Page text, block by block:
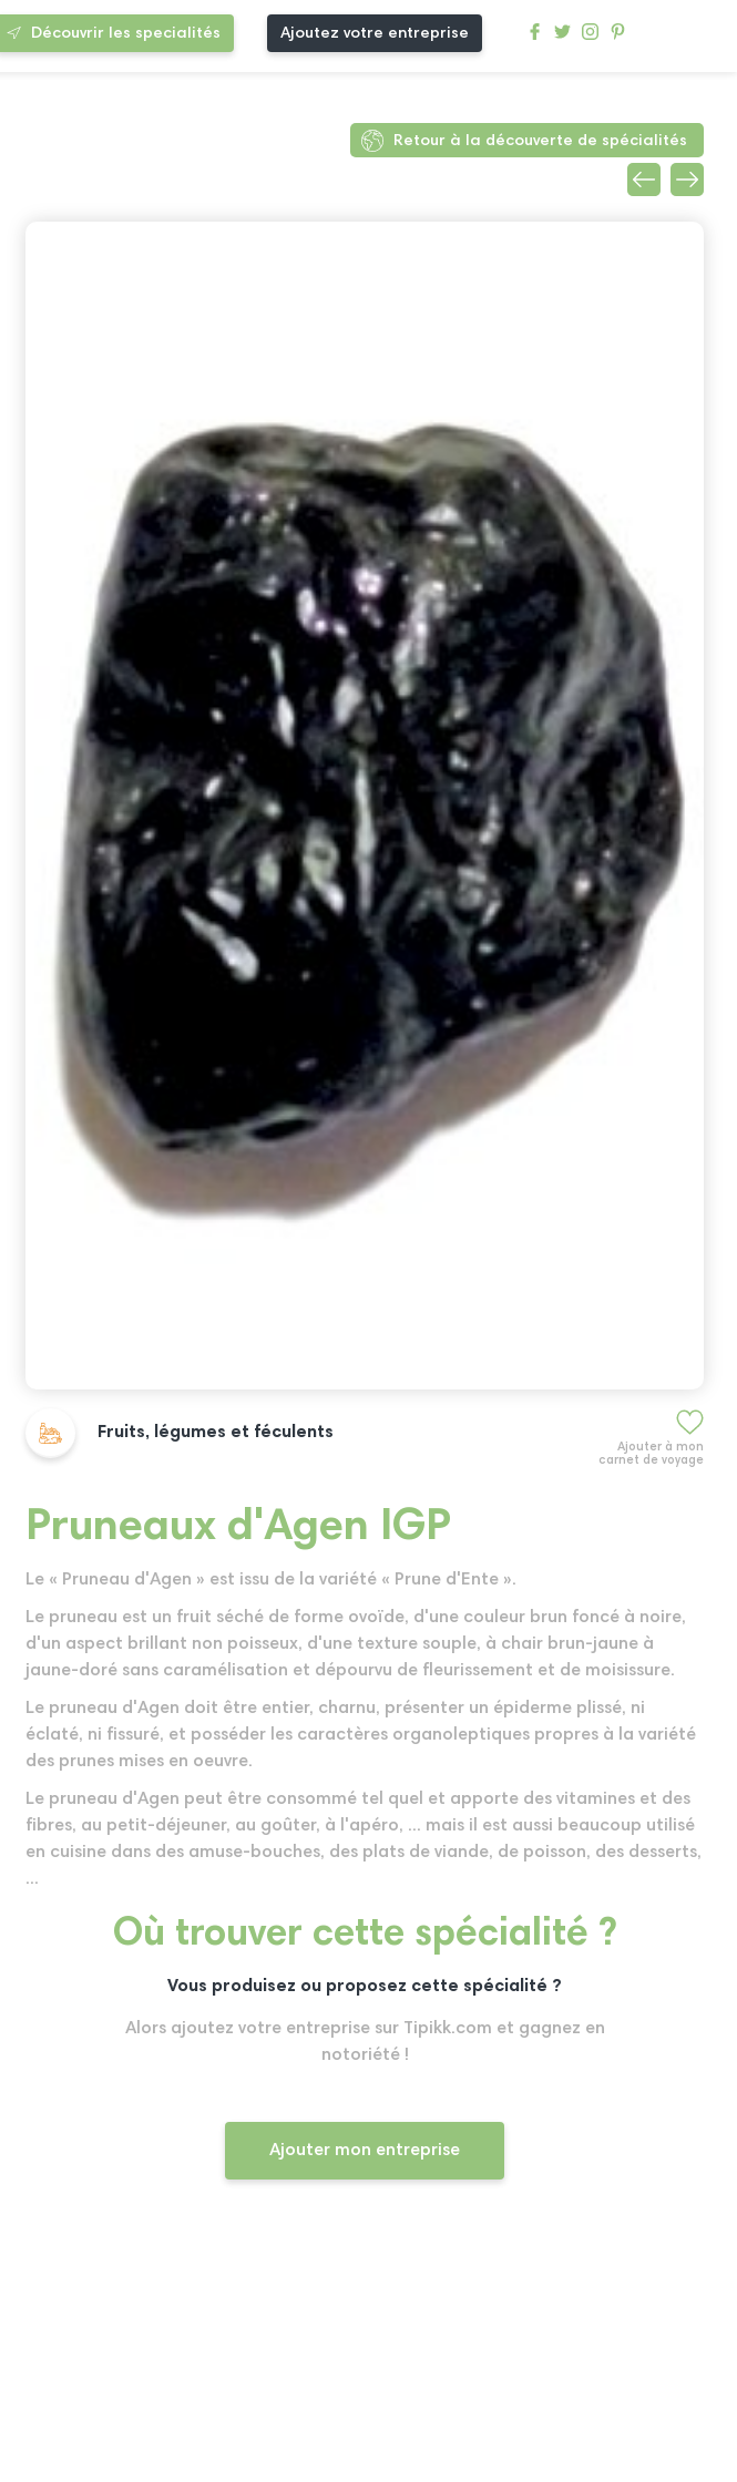
Découvrir les specialités Ajoutez votre entreprise
Retour à la découverte de spécialités
Ajouter à mon
carnet de voyage
Fruits, légumes et féculents
Pruneaux d'Agen IGP
Le « Pruneau d'Agen » est issu de la variété « Prune d'Ente ».
Le pruneau est un fruit séché de forme ovoïde, d'une couleur brun foncé à noire,
d'un aspect brillant non poisseux, d'une texture souple, à chair brun-jaune à
jaune-doré sans caramélisation et dépourvu de fleurissement et de moisissure.
Le pruneau d'Agen doit être entier, charnu, présenter un épiderme plissé, ni
éclaté, ni fissuré, et posséder les caractères organoleptiques propres à la variété
des prunes mises en oeuvre.
Le pruneau d'Agen peut être consommé tel quel et apporte des vitamines et des
fibres, au petit-déjeuner, au goûter, à l'apéro, ... mais il est aussi beaucoup utilisé
en cuisine dans des amuse-bouches, des plats de viande, de poisson, des desserts,
...
Où trouver cette spécialité ?
Vous produisez ou proposez cette spécialité ?
Alors ajoutez votre entreprise sur Tipikk.com et gagnez en
notoriété !
Ajouter mon entreprise